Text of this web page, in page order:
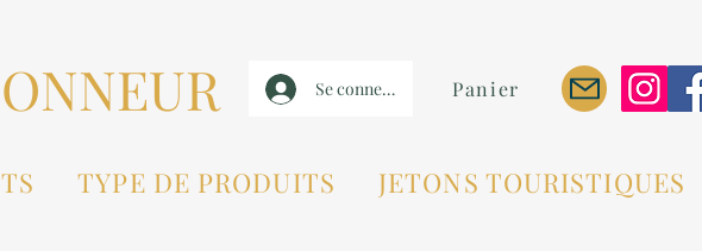
Se connecter Panier
TYPE DE PRODUITS JETONS TOURISTIQUES